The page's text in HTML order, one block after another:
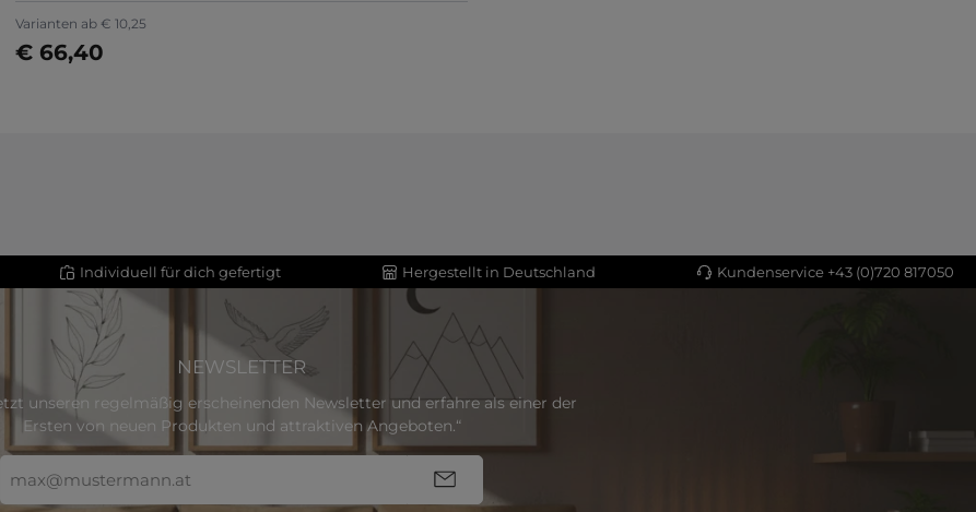
Varianten ab€ 10,25
€ 66,40
Jetzt konfigurieren
Individuell für dich gefertigt Hergestellt in Deutschland Kundenservice +43 (0)720 817050
NEWSLETTER
unseren regelmäßig erscheinenden Newsletter und erfahre als einer der
Ersten von neuen Produkten und attraktiven Angeboten.“
Mail-